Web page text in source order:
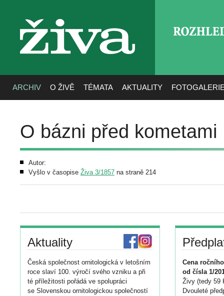
živa
ARCHIV O ŽIVĚ TÉMATA AKTUALITY
O bázni před kometami
Autor:
Vyšlo v časopise Živa 3/1857 na straně 214
Aktuality
Česká společnost ornitologická v letošním
roce slaví 100. výročí svého vzniku a při
té příležitosti pořádá ve spolupráci
se Slovenskou ornitologickou společností
Cena
od čísla 1/
Živy (tedy 59
Dvouleté